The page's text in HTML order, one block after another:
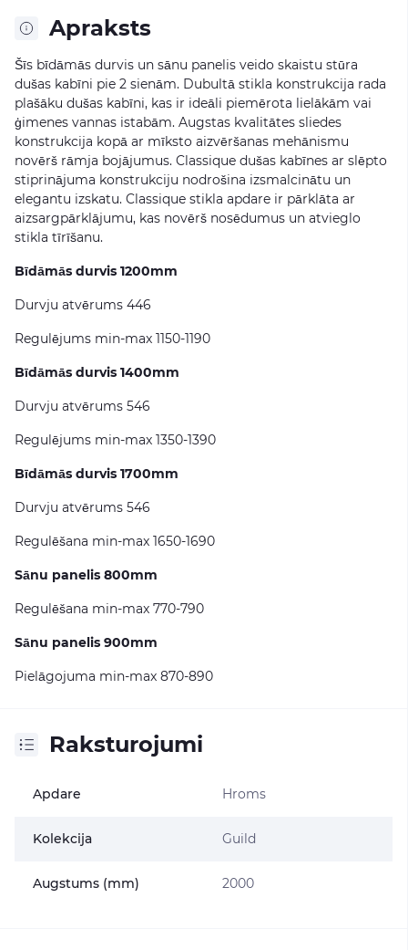
Apraksts
Šīs bīdāmās durvis un sānu panelis veido skaistu stūra
dušas kabīni pie 2 sienām. Dubultā stikla konstrukcija rada
plašāku dušas kabīni, kas ir ideāli piemērota lielākām vai
ģimenes vannas istabām. Augstas kvalitātes sliedes
konstrukcija kopā ar mīksto aizvēršanas mehānismu
novērš rāmja bojājumus. Classique dušas kabīnes ar slēpto
stiprinājuma konstrukciju nodrošina izsmalcinātu un
elegantu izskatu. Classique stikla apdare ir pārklāta ar
aizsargpārklājumu, kas novērš nosēdumus un atvieglo
stikla tīrīšanu.
Bīdāmās durvis 1200mm
Durvju atvērums 446
Regulējums min-max 1150-1190
Bīdāmās durvis 1400mm
Durvju atvērums 546
Regulējums min-max 1350-1390
Bīdāmās durvis 1700mm
Durvju atvērums 546
Regulēšana min-max 1650-1690
Sānu panelis 800mm
Regulēšana min-max 770-790
Sānu panelis 900mm
Pielāgojuma min-max 870-890
Raksturojumi
Apdare Hroms
Kolekcija Guild
Augstums (mm) 2000